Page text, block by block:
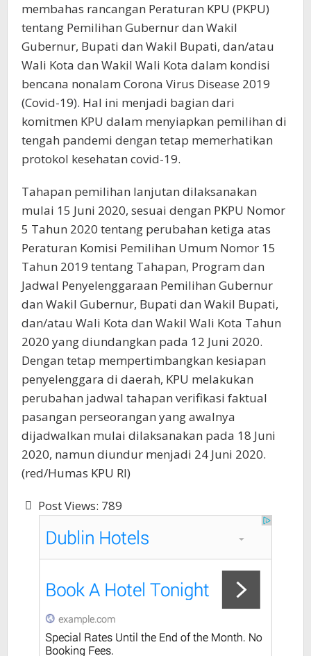
membahas rancangan Peraturan KPU (PKPU)
tentang Pemilihan Gubernur dan Wakil
Gubernur, Bupati dan Wakil Bupati, dan/atau
Wali Kota dan Wakil Wali Kota dalam kondisi
bencana nonalam Corona Virus Disease 2019
(Covid-19). Hal ini menjadi bagian dari
komitmen KPU dalam menyiapkan pemilihan di
tengah pandemi dengan tetap memerhatikan
protokol kesehatan covid-19.
Tahapan pemilihan lanjutan dilaksanakan
mulai 15 Juni 2020, sesuai dengan PKPU Nomor
5 Tahun 2020 tentang perubahan ketiga atas
Peraturan Komisi Pemilihan Umum Nomor 15
Tahun 2019 tentang Tahapan, Program dan
Jadwal Penyelenggaraan Pemilihan Gubernur
dan Wakil Gubernur, Bupati dan Wakil Bupati,
dan/atau Wali Kota dan Wakil Wali Kota Tahun
2020 yang diundangkan pada 12 Juni 2020.
Dengan tetap mempertimbangkan kesiapan
penyelenggara di daerah, KPU melakukan
perubahan jadwal tahapan verifikasi faktual
pasangan perseorangan yang awalnya
dijadwalkan mulai dilaksanakan pada 18 Juni
2020, namun diundur menjadi 24 Juni 2020.
(red/Humas KPU RI)
Post Views: 789